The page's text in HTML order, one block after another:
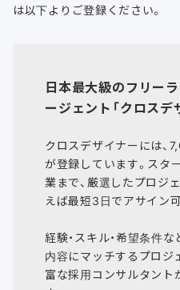
は以下よりご登録ください。
日本最大級のフリー
ージェント「クロスデ
クロスデザイナーには、
が登録しています。スタ
業まで、厳選したプロジ
えば最短3日でアサイン可
経験・スキル・希望条件
内容にマッチするプロジ
富な採用コンサルタント